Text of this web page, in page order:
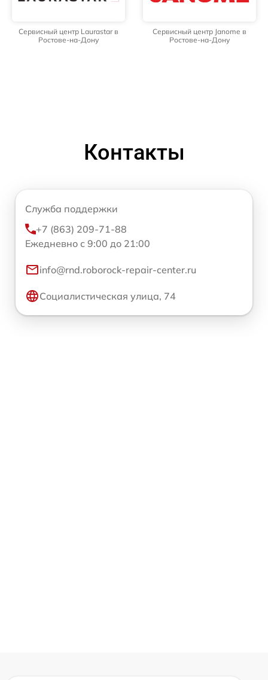
Сервисный центр Laurastar в
Ростове-на-Дону
Сервисный центр Janome в
Ростове-на-Дону
Контакты
Служба поддержки
+7 (863) 209-71-88
Ежедневно с 9:00 до 21:00
info@rnd.roborock-repair-center.ru
Социалистическая улица, 74